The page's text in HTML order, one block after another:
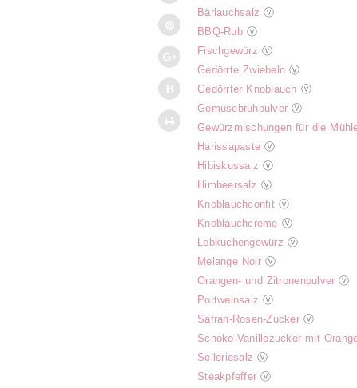
Bärlauchsalz ⓥ
BBQ-Rubⓥ
Fischgewürz ⓥ
Gedörrte Zwiebeln ⓥ
Gedörrter Knoblauch ⓥ
Gemüsebrühpulver ⓥ
Gewürzmischungen für die
Harissapaste ⓥ
Hibiskussalz ⓥ
Himbeersalz ⓥ
Knoblauchconfitⓥ
Knoblauchcreme ⓥ
Lebkuchengewürz ⓥ
Melange Noirⓥ
Orangen- und Zitronenpulver ⓥ
Portweinsalz ⓥ
Safran-Rosen-Zuckerⓥ
Schoko-Vanillezucker mit
Selleriesalz ⓥ
Steakpfeffer ⓥ